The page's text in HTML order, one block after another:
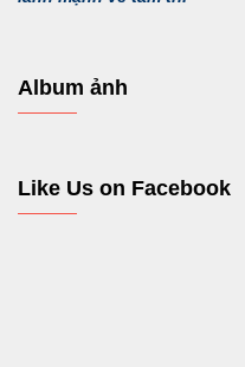
Album ảnh
Like Us on Facebook